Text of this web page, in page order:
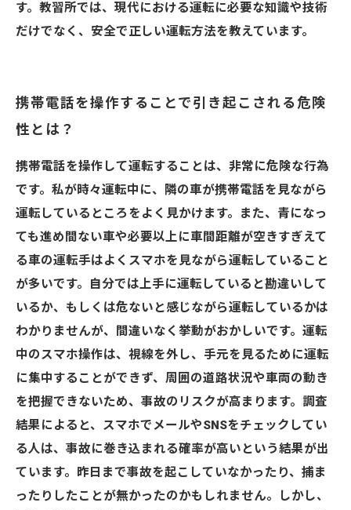
す。教習所では、現代における運転に必要な知識や技術
だけでなく、安全で正しい運転方法を教えています。
携帯電話を操作することで引き起こされる危険
性とは？
携帯電話を操作して運転することは、非常に危険な行為
です。私が時々運転中に、隣の車が携帯電話を見ながら
運転しているところをよく見かけます。また、青になっ
ても進め間ない車や必要以上に車間距離が空きすぎえて
る車の運転手はよくスマホを見ながら運転していること
が多いです。自分では上手に運転していると勘違いして
いるか、もしくは危ないと感じながら運転しているかは
わかりませんが、間違いなく挙動がおかしいです。運転
中のスマホ操作は、視線を外し、手元を見るために運転
に集中することができず、周囲の道路状況や車両の動き
を把握できないため、事故のリスクが高まります。調査
結果によると、スマホでメールやSNSをチェックしてい
る人は、事故に巻き込まれる確率が高いという結果が出
ています。昨日まで事故を起こしていなかったり、捕ま
ったりしたことが無かったのかもしれません。しかし、